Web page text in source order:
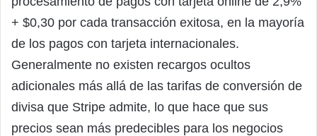
+ $0,30 por cada transacción exitosa, en la mayoría
de los pagos con tarjeta internacionales.
Generalmente no existen recargos ocultos
adicionales más allá de las tarifas de conversión de
divisa que Stripe admite, lo que hace que sus
precios sean más predecibles para los negocios